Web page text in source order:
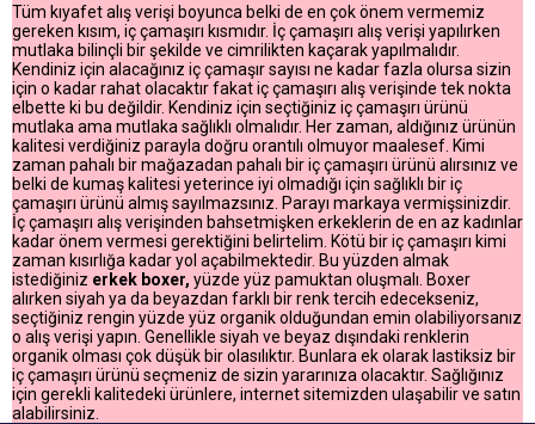
Tüm kıyafet alış verişi boyunca belki de en çok önem vermemiz
gereken kısım, iç çamaşırı kısmıdır. İç çamaşırı alış verişi yapılırken
mutlaka bilinçli bir şekilde ve cimrilikten kaçarak yapılmalıdır.
Kendiniz için alacağınız iç çamaşır sayısı ne kadar fazla olursa sizin
için o kadar rahat olacaktır fakat iç çamaşırı alış verişinde tek nokta
elbette ki bu değildir. Kendiniz için seçtiğiniz iç çamaşırı ürünü
mutlaka ama mutlaka sağlıklı olmalıdır. Her zaman, aldığınız ürünün
kalitesi verdiğiniz parayla doğru orantılı olmuyor maalesef. Kimi
zaman pahalı bir mağazadan pahalı bir iç çamaşırı ürünü alırsınız ve
belki de kumaş kalitesi yeterince iyi olmadığı için sağlıklı bir iç
çamaşırı ürünü almış sayılmazsınız. Parayı markaya vermişsinizdir.
İç çamaşırı alış verişinden bahsetmişken erkeklerin de en az kadınlar
kadar önem vermesi gerektiğini belirtelim. Kötü bir iç çamaşırı kimi
zaman kısırlığa kadar yol açabilmektedir. Bu yüzden almak
istediğiniz erkek boxer, yüzde yüz pamuktan oluşmalı. Boxer
alırken siyah ya da beyazdan farklı bir renk tercih edecekseniz,
seçtiğiniz rengin yüzde yüz organik olduğundan emin olabiliyorsanız
o alış verişi yapın. Genellikle siyah ve beyaz dışındaki renklerin
organik olması çok düşük bir olasılıktır. Bunlara ek olarak lastiksiz bir
iç çamaşırı ürünü seçmeniz de sizin yararınıza olacaktır. Sağlığınız
için gerekli kalitedeki ürünlere, internet sitemizden ulaşabilir ve satın
alabilirsiniz.